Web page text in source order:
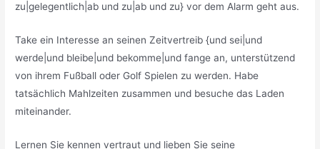
zu|gelegentlich|ab und zu|ab und zu} vor dem Alarm geht aus.
Take ein Interesse an seinen Zeitvertreib {und sei|und
werde|und bleibe|und bekomme|und fange an, unterstützend
von ihrem Fußball oder Golf Spielen zu werden. Habe
tatsächlich Mahlzeiten zusammen und besuche das Laden
miteinander.
Lernen Sie kennen vertraut und lieben Sie seine